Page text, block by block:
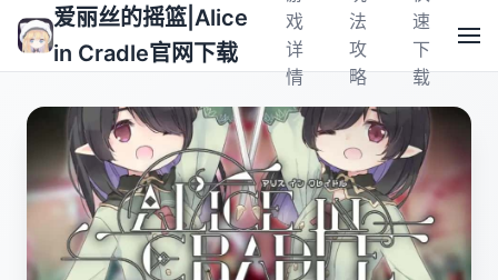
爱丽丝的摇篮|Alice
in Cradle官网下载
戏
详
情
法
攻
略
速
下
载